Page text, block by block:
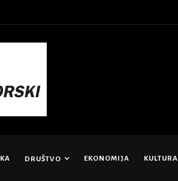
DRUŠTVO EKONOMIJA KULTURA